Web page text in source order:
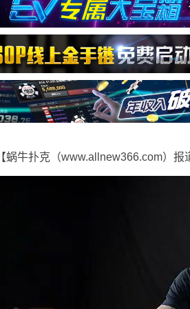
【蜗牛扑克（www.allnew366.com）报